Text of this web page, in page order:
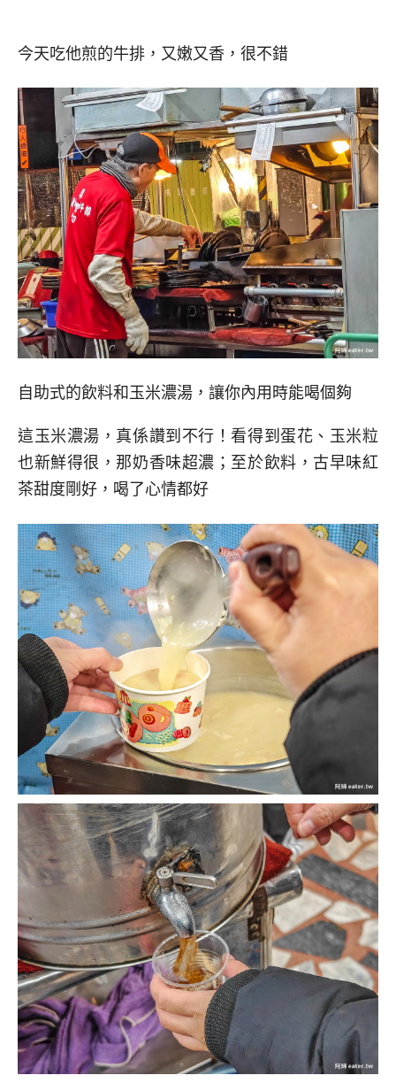
今天吃他煎的牛排，又嫩又香，很不錯
自助式的飲料和玉米濃湯，讓你內用時能喝個夠
這玉米濃湯，真係讚到不行！看得到蛋花、玉米粒
也新鮮得很，那奶香味超濃；至於飲料，古早味紅
茶甜度剛好，喝了心情都好